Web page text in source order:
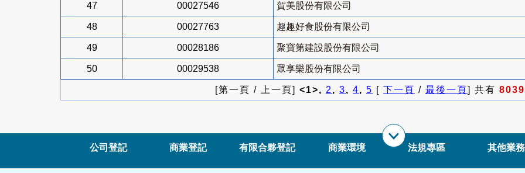
47 00027546 賀美股份有限公司
48 00027763 趣趣好食股份有限公司
49 00028186 聚寶第建設股份有限公司
50 00029538 眾享樂股份有限公司
[第一頁 / 上一頁] <1>, 2, 3, 4, 5 [ 下一頁 / 最後一頁] 共有 8039
公司登記 商業登記 有限合夥登記 商業環境 法規專區 其他業務